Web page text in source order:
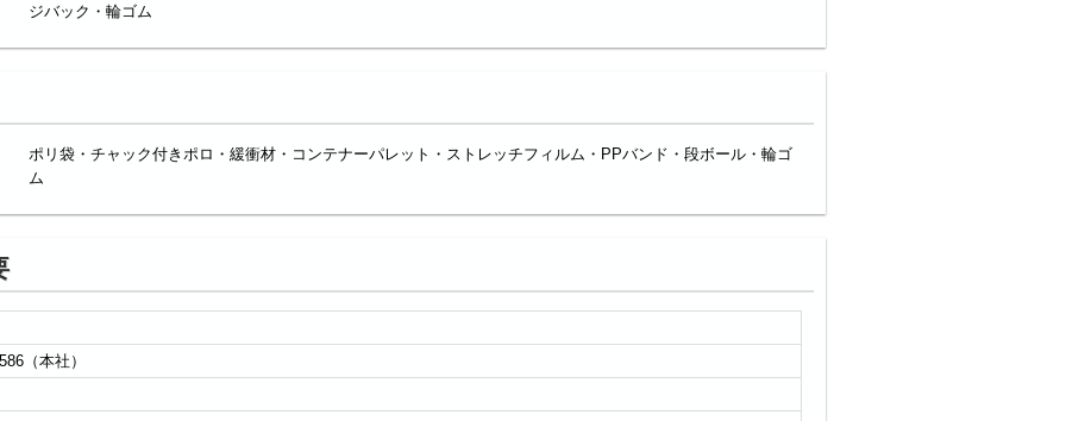
ジバック・輪ゴム
ポリ袋・チャック付きポロ・緩衝材・コンテナーパレット・ストレッチフィルム・PPバンド・段ボール・輪ゴ
ム
（本社）